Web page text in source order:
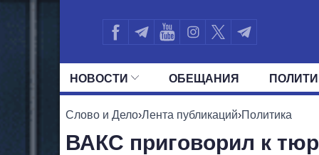
НОВОСТИ ОБЕЩАНИЯ
ВСЕ ПОЛИТИКИ ПРЕЗИДЕНТ И
Слово и Дело›Лента публикаций›Политика
ВАКС приговорил к